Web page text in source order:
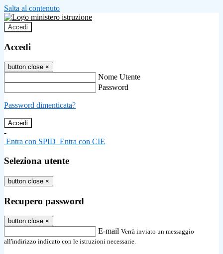
Salta al contenuto
Accedi
Accedi
button close ×
Nome Utente
Password
Password dimenticata?
-
Entra con SPID Entra con CIE
Seleziona utente
button close ×
Recupero password
button close ×
E-mail Verrà inviato un messaggio
all'indirizzo indicato con le istruzioni necessarie.